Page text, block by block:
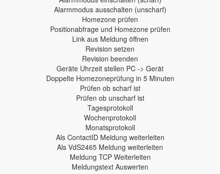
Alarmmodus ausschalten (unscharf)
Homezone prüfen
Positionabfrage und Homezone prüfen
Link aus Meldung öffnen
Revision setzen
Revision beenden
Geräte Uhrzeit stellen PC -> Gerät
Doppelte Homezoneprüfung in 5 Minuten
Prüfen ob scharf ist
Prüfen ob unscharf ist
Tagesprotokoll
Wochenprotokoll
Monatsprotokoll
Als ContactID Meldung weiterleiten
Als VdS2465 Meldung weiterleiten
Meldung TCP Weiterleiten
Meldungstext Auswerten